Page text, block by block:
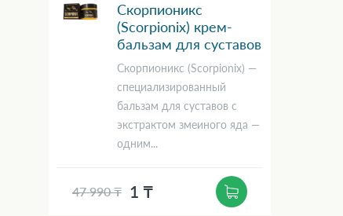
Скорпионикс
(Scorpionix) крем-
бальзам для суставов
Скорпионикс (Scorpionix) —
специализированный
бальзам для суставов с
экстрактом змеиного яда —
одним...
47 990 ₸ 1 ₸